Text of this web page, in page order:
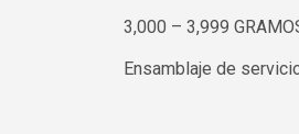
3,000 – 3,999
Ensamblaje de